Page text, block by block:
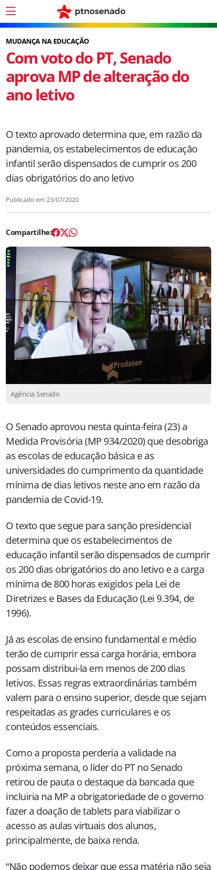
MUDANÇA NA EDUCAÇÃO
Com voto do PT, Senado
aprova MP de alteração do
ano letivo
O texto aprovado determina que, em razão da
pandemia, os estabelecimentos de educação
infantil serão dispensados de cumprir os 200
dias obrigatórios do ano letivo
Publicado em 23/07/2020
Agência Senado
O Senado aprovou nesta quinta-feira (23) a
Medida Provisória (MP 934/2020) que desobriga
as escolas de educação básica e as
universidades do cumprimento da quantidade
mínima de dias letivos neste ano em razão da
pandemia de Covid-19.
O texto que segue para sanção presidencial
determina que os estabelecimentos de
educação infantil serão dispensados de cumprir
os 200 dias obrigatórios do ano letivo e a carga
mínima de 800 horas exigidos pela Lei de
Diretrizes e Bases da Educação (Lei 9.394, de
1996).
Já as escolas de ensino fundamental e médio
terão de cumprir essa carga horária, embora
possam distribui-la em menos de 200 dias
letivos. Essas regras extraordinárias também
valem para o ensino superior, desde que sejam
respeitadas as grades curriculares e os
conteúdos essenciais.
Como a proposta perderia a validade na
próxima semana, o líder do PT no Senado
retirou de pauta o destaque da bancada que
incluiria na MP a obrigatoriedade de o governo
fazer a doação de tablets para viabilizar o
acesso as aulas virtuais dos alunos,
principalmente, de baixa renda.
“Não podemos deixar que essa matéria não seja